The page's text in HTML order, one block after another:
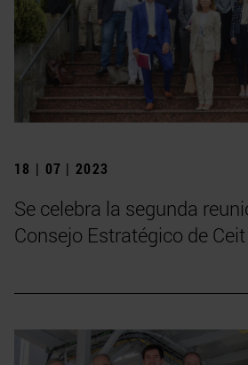
18 | 07 | 2023
Se celebra la segunda
Consejo Estratégico de Ceit